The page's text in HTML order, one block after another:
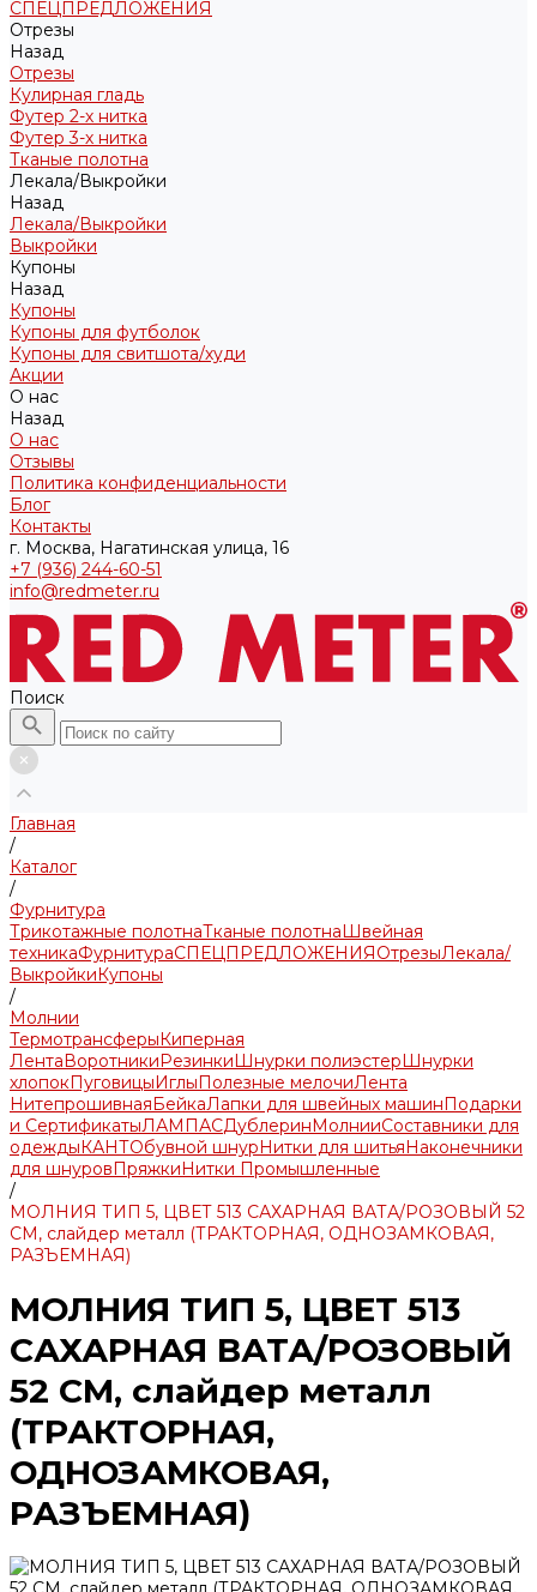
СПЕЦПРЕДЛОЖЕНИЯ
Отрезы
Назад
Отрезы
Кулирная гладь
Футер 2-х нитка
Футер 3-х нитка
Тканые полотна
Лекала/Выкройки
Назад
Лекала/Выкройки
Выкройки
Купоны
Назад
Купоны
Купоны для футболок
Купоны для свитшота/худи
Акции
О нас
Назад
О нас
Отзывы
Политика конфиденциальности
Блог
Контакты
г. Москва, Нагатинская улица, 16
+7 (936) 244-60-51
info@redmeter.ru
Поиск
Главная
/
Каталог
/
Фурнитура
Трикотажные полотнаТканые полотнаШвейная
техникаФурнитураСПЕЦПРЕДЛОЖЕНИЯОтрезыЛекала/
ВыкройкиКупоны
/
Молнии
ТермотрансферыКиперная
ЛентаВоротникиРезинкиШнурки полиэстерШнурки
хлопокПуговицыИглыПолезные мелочиЛента
НитепрошивнаяБейкаЛапки для швейных машинПодарки
и СертификатыЛАМПАСДублеринМолнииСоставники для
одеждыКАНТОбувной шнурНитки для шитьяНаконечники
для шнуровПряжкиНитки Промышленные
/
МОЛНИЯ ТИП 5, ЦВЕТ 513 САХАРНАЯ ВАТА/РОЗОВЫЙ 52
СМ, слайдер металл (ТРАКТОРНАЯ, ОДНОЗАМКОВАЯ,
РАЗЪЕМНАЯ)
МОЛНИЯ ТИП 5, ЦВЕТ 513
САХАРНАЯ ВАТА/РОЗОВЫЙ
52 СМ, слайдер металл
(ТРАКТОРНАЯ,
ОДНОЗАМКОВАЯ,
РАЗЪЕМНАЯ)